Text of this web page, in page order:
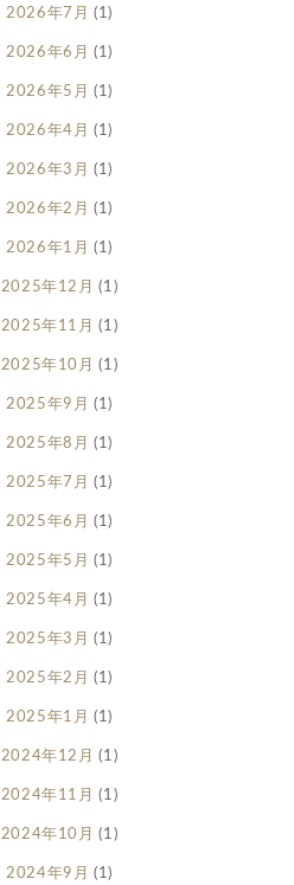
2026年7月 (1)
2026年6月 (1)
2026年5月 (1)
2026年4月 (1)
2026年3月 (1)
2026年2月 (1)
2026年1月 (1)
2025年12月 (1)
2025年11月 (1)
2025年10月 (1)
2025年9月 (1)
2025年8月 (1)
2025年7月 (1)
2025年6月 (1)
2025年5月 (1)
2025年4月 (1)
2025年3月 (1)
2025年2月 (1)
2025年1月 (1)
2024年12月 (1)
2024年11月 (1)
2024年10月 (1)
2024年9月 (1)